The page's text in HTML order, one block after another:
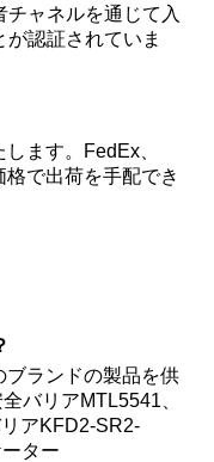
ャネルを通じて入
認証されていま
ます。FedEx、
で出荷を手配でき
ブランドの製品を供
バリアMTL5541、
アKFD2-SR2-
ター